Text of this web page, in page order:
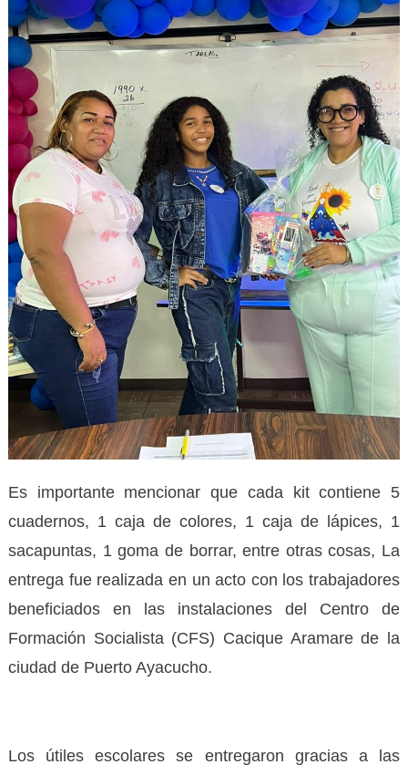
Es importante mencionar que cada kit contiene 5
cuadernos, 1 caja de colores, 1 caja de lápices, 1
sacapuntas, 1 goma de borrar, entre otras cosas, La
entrega fue realizada en un acto con los trabajadores
beneficiados en las instalaciones del Centro de
Formación Socialista (CFS) Cacique Aramare de la
ciudad de Puerto Ayacucho.
Los útiles escolares se entregaron gracias a las